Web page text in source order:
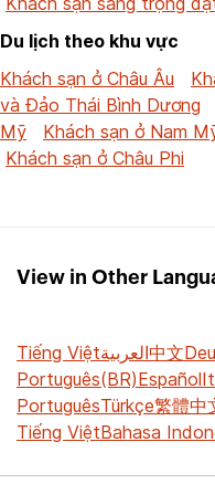
Du lịch theo khu vực
Khách sạn ở Châu Âu
và Đảo Thái Bình Dương
Mỹ
Khách sạn ở Nam
Khách sạn ở Châu Phi
View in Other
Tiếng Việtالعربية中文
Português(BR)Español
PortuguêsTürkçe繁體中
Tiếng ViệtBahasa